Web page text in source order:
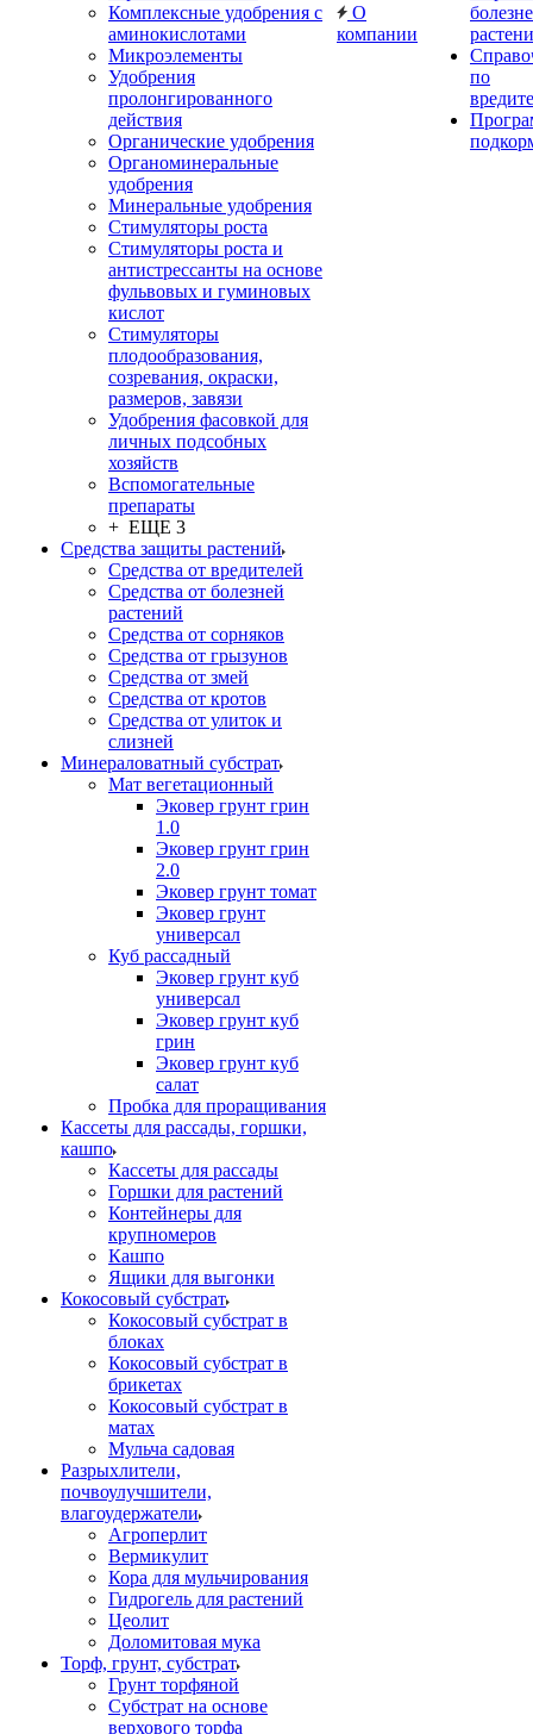
Комплексные удобрения с
аминокислотами
Микроэлементы
Удобрения
пролонгированного
действия
Органические удобрения
Органоминеральные
удобрения
Минеральные удобрения
Стимуляторы роста
Стимуляторы роста и
антистрессанты на основе
фульвовых и гуминовых
кислот
Стимуляторы
плодообразования,
созревания, окраски,
размеров, завязи
Удобрения фасовкой для
личных подсобных
хозяйств
Вспомогательные
препараты
+ ЕЩЕ 3
Средства защиты растений
Средства от вредителей
Средства от болезней
растений
Средства от сорняков
Средства от грызунов
Средства от змей
Средства от кротов
Средства от улиток и
слизней
Минераловатный субстрат
Мат вегетационный
Эковер грунт грин
1.0
Эковер грунт грин
2.0
Эковер грунт томат
Эковер грунт
универсал
Куб рассадный
Эковер грунт куб
универсал
Эковер грунт куб
грин
Эковер грунт куб
салат
Пробка для проращивания
Кассеты для рассады, горшки,
кашпо
Кассеты для рассады
Горшки для растений
Контейнеры для
крупномеров
Кашпо
Ящики для выгонки
Кокосовый субстрат
Кокосовый субстрат в
блоках
Кокосовый субстрат в
брикетах
Кокосовый субстрат в
матах
Мульча садовая
Разрыхлители,
почвоулучшители,
влагоудержатели
Агроперлит
Вермикулит
Кора для мульчирования
Гидрогель для растений
Цеолит
Доломитовая мука
Торф, грунт, субстрат
Грунт торфяной
Субстрат на основе
верхового торфа
О
компании
по